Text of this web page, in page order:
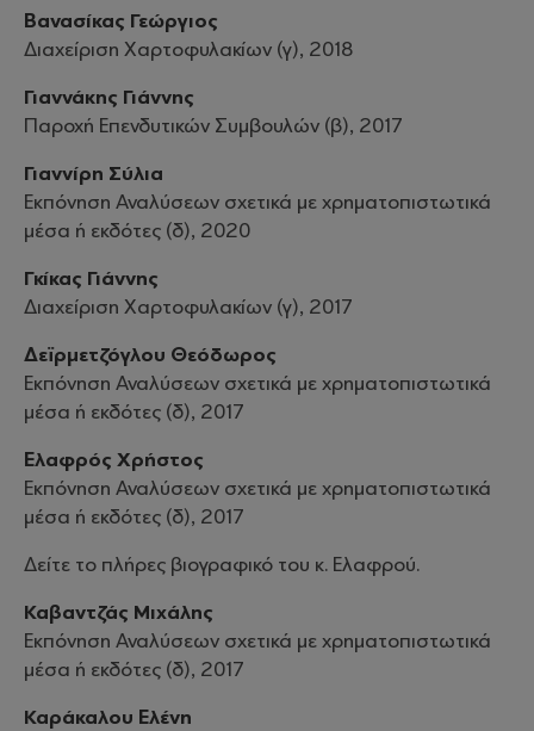
Βανασίκας Γεώργιος
Διαχείριση Χαρτοφυλακίων (γ), 2018
Γιαννάκης Γιάννης
Παροχή Επενδυτικών Συμβουλών (β), 2017
Γιαννίρη Σύλια
Εκπόνηση Αναλύσεων σχετικά με χρηματοπιστωτικά
μέσα ή εκδότες (δ), 2020
Γκίκας Γιάννης
Διαχείριση Χαρτοφυλακίων (γ), 2017
Δεϊρμετζόγλου Θεόδωρος
Εκπόνηση Αναλύσεων σχετικά με χρηματοπιστωτικά
μέσα ή εκδότες (δ), 2017
Ελαφρός Χρήστος
Εκπόνηση Αναλύσεων σχετικά με χρηματοπιστωτικά
μέσα ή εκδότες (δ), 2017
Δείτε το πλήρες βιογραφικό του κ. Ελαφρού.
Καβαντζάς Μιχάλης
Εκπόνηση Αναλύσεων σχετικά με χρηματοπιστωτικά
μέσα ή εκδότες (δ), 2017
Καράκαλου Ελένη